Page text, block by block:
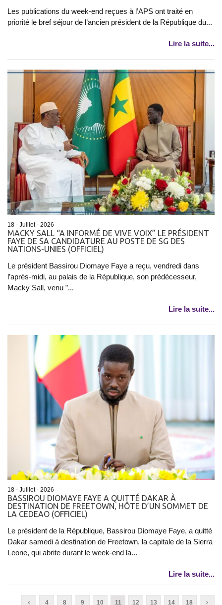
Les publications du week-end reçues à l’APS ont traité en
priorité le bref séjour de l’ancien président de la République du...
Lire la suite...
18 - Juillet - 2026
MACKY SALL “A INFORMÉ DE VIVE VOIX” LE PRÉSIDENT
FAYE DE SA CANDIDATURE AU POSTE DE SG DES
NATIONS-UNIES (OFFICIEL)
Le président Bassirou Diomaye Faye a reçu, vendredi dans
l’après-midi, au palais de la République, son prédécesseur,
Macky Sall, venu ”...
Lire la suite...
18 - Juillet - 2026
BASSIROU DIOMAYE FAYE A QUITTÉ DAKAR À
DESTINATION DE FREETOWN, HÔTE D’UN SOMMET DE
LA CEDEAO (OFFICIEL)
Le président de la République, Bassirou Diomaye Faye, a quitté
Dakar samedi à destination de Freetown, la capitale de la Sierra
Leone, qui abrite durant le week-end la...
Lire la suite...
4 8 9 10 11 12 13 14 18